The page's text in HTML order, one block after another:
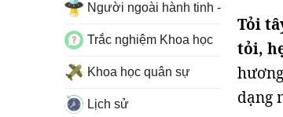
Tỏi
tỏi,
dạng
Người ngoài hành tinh - UFO
Trắc nghiệm Khoa học
Khoa học quân sự
Lịch sử